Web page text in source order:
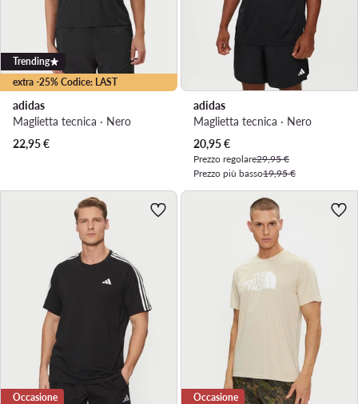
extra -25% Codice: LAST
Trending
adidas
Maglietta tecnica · Nero
22,95€
adidas
Maglietta tecnica · Nero
Prezzo attuale
20,95€
Prezzo regolare29,95 €
Prezzo più basso19,95 €
Occasione Occasione